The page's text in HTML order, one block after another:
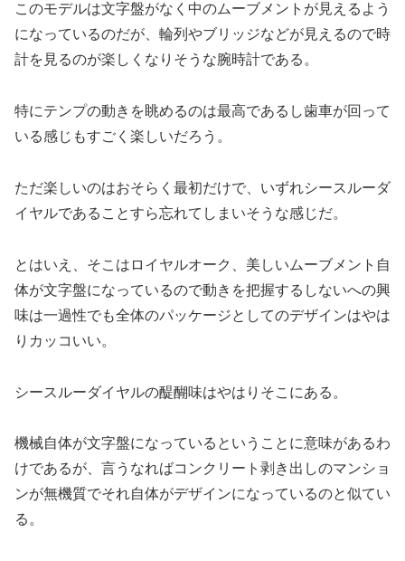
このモデルは文字盤がなく中のムーブメントが見えるよう
になっているのだが、輪列やブリッジなどが見えるので時
計を見るのが楽しくなりそうな腕時計である。
特にテンプの動きを眺めるのは最高であるし歯車が回って
いる感じもすごく楽しいだろう。
ただ楽しいのはおそらく最初だけで、いずれシースルーダ
イヤルであることすら忘れてしまいそうな感じだ。
とはいえ、そこはロイヤルオーク、美しいムーブメント自
体が文字盤になっているので動きを把握するしないへの興
味は一過性でも全体のパッケージとしてのデザインはやは
りカッコいい。
シースルーダイヤルの醍醐味はやはりそこにある。
機械自体が文字盤になっているということに意味があるわ
けであるが、言うなればコンクリート剥き出しのマンショ
ンが無機質でそれ自体がデザインになっているのと似てい
る。